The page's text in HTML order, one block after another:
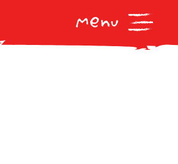
single-entry2022.php